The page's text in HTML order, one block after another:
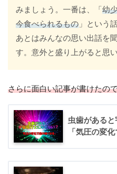
みましょう。一番は、「 幼
今食べられるもの 」という
あとはみんなの思い出話を
す。意外と盛り上がると思い
さらに面白い記事が書けたの
虫歯がある
「気圧の変